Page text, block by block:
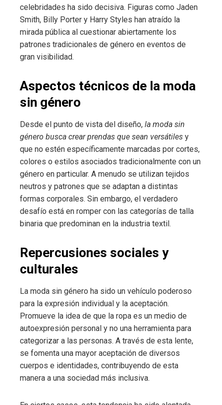
celebridades ha sido decisiva. Figuras como Jaden
Smith, Billy Porter y Harry Styles han atraído la
mirada pública al cuestionar abiertamente los
patrones tradicionales de género en eventos de
gran visibilidad.
Aspectos técnicos de la moda
sin género
Desde el punto de vista del diseño, la moda sin
género busca crear prendas que sean versátiles y
que no estén específicamente marcadas por cortes,
colores o estilos asociados tradicionalmente con un
género en particular. A menudo se utilizan tejidos
neutros y patrones que se adaptan a distintas
formas corporales. Sin embargo, el verdadero
desafío está en romper con las categorías de talla
binaria que predominan en la industria textil.
Repercusiones sociales y
culturales
La moda sin género ha sido un vehículo poderoso
para la expresión individual y la aceptación.
Promueve la idea de que la ropa es un medio de
autoexpresión personal y no una herramienta para
categorizar a las personas. A través de esta lente,
se fomenta una mayor aceptación de diversos
cuerpos e identidades, contribuyendo de esta
manera a una sociedad más inclusiva.